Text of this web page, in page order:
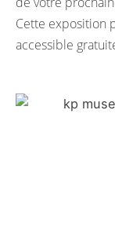
Cette exposition
accessible